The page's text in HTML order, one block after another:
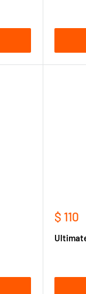
Precio
venta
$ 110